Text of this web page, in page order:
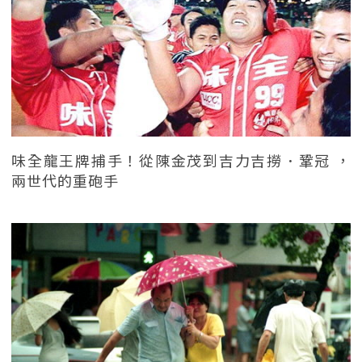
味全龍王牌捕手！從陳金茂到吉力吉撈．鞏冠 ，
兩世代的重砲手